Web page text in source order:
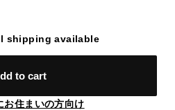
shipping available
to cart
お住まいの方向け